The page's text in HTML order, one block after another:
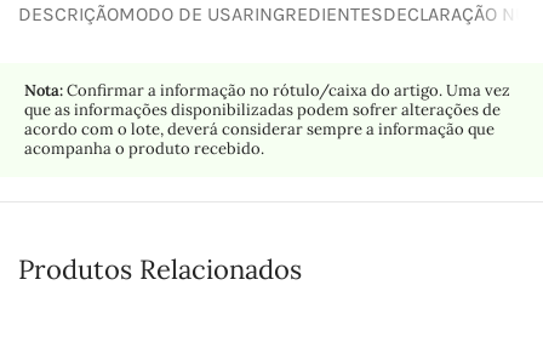
DESCRIÇÃOMODO DE USARINGREDIENTESDECLARAÇÃO
Nota:Confirmar a informação no rótulo/caixa do artigo. Uma vez
que as informações disponibilizadas podem sofrer alterações de
acordo com o lote, deverá considerar sempre a informação que
acompanha o produto recebido.
Produtos Relacionados